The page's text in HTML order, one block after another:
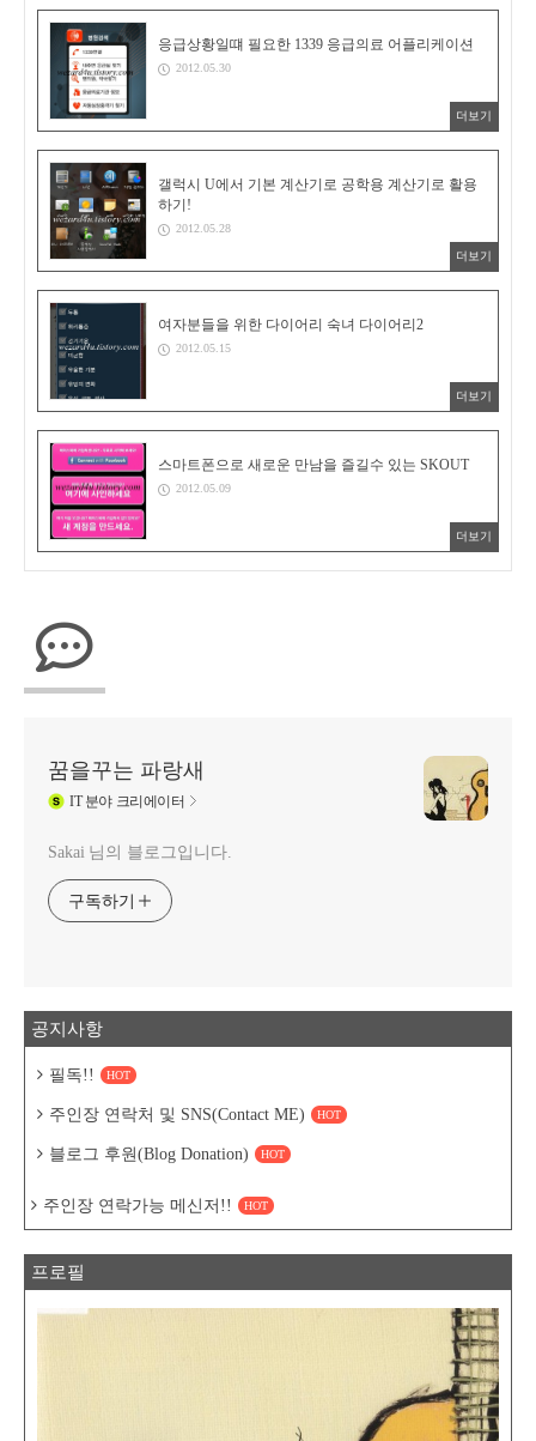
응급상황일떄 필요한 1339 응급의료 어플리케이션
2012.05.30
더보기
갤럭시 U에서 기본 계산기로 공학용 계산기로 활용
하기!
2012.05.28
더보기
여자분들을 위한 다이어리 숙녀 다이어리2
2012.05.15
더보기
스마트폰으로 새로운 만남을 즐길수 있는 SKOUT
2012.05.09
더보기
꿈을꾸는 파랑새
IT분야 크리에이터
Sakai 님의 블로그입니다.
구독하기
공지사항
필독!! HOT
주인장 연락처 및 SNS(Contact ME) HOT
블로그 후원(Blog Donation) HOT
주인장 연락가능 메신저!! HOT
프로필